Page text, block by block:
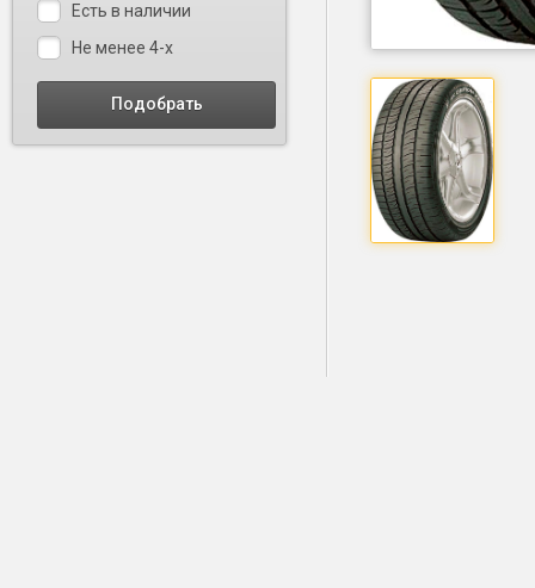
Есть в наличии
Не менее 4-х